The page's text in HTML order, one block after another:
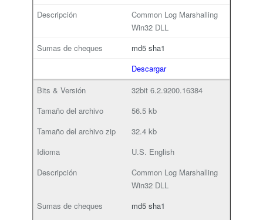
Common Log Marshalling
Win32 DLL
md5 sha1
Descargar
32bit 6.2.9200.16384
56.5 kb
32.4 kb
U.S. English
Common Log Marshalling
Win32 DLL
md5 sha1